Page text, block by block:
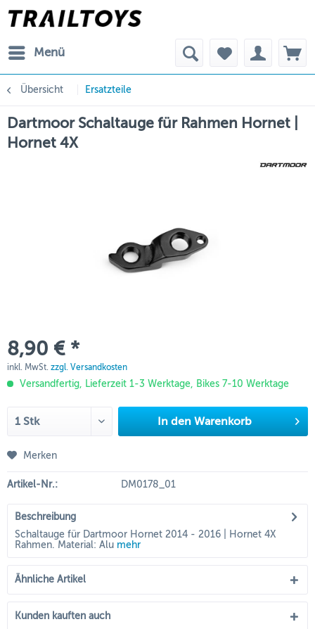
Menü
Übersicht Ersatzteile
Dartmoor Schaltauge für Rahmen Hornet |
Hornet 4X
8,90 € *
inkl. MwSt. zzgl. Versandkosten
Versandfertig, Lieferzeit 1-3 Werktage, Bikes 7-10 Werktage
In den Warenkorb
Merken
Artikel-Nr.: DM0178_01
Beschreibung
Schaltauge für Dartmoor Hornet 2014 - 2016 | Hornet 4X
Rahmen. Material: Alu mehr
Ähnliche Artikel
Kunden kauften auch